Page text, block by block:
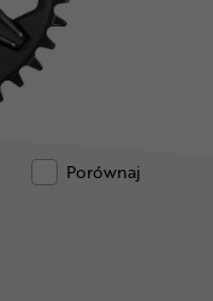
Porównaj